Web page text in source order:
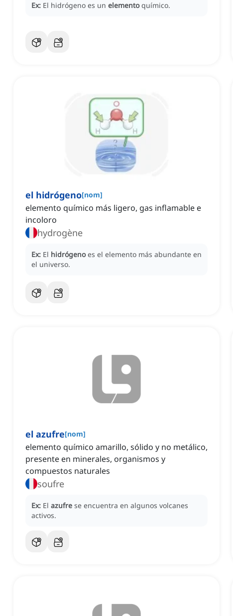
Ex: El hidrógeno es un elemento químico.
el hidrógeno[nom]
elemento químico más ligero, gas inflamable e
incoloro
hydrogène
Ex: El hidrógeno es el elemento más abundante en
el universo.
el azufre[nom]
elemento químico amarillo, sólido y no metálico,
presente en minerales, organismos y
compuestos naturales
soufre
Ex: El azufre se encuentra en algunos volcanes
activos.